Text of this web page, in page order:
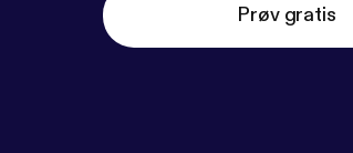
Prøv gratis